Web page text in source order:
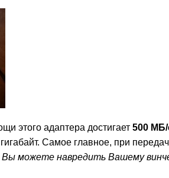
этого адаптера достигает 500 МБ/
Самое главное, при
Вы можете навредить Вашему